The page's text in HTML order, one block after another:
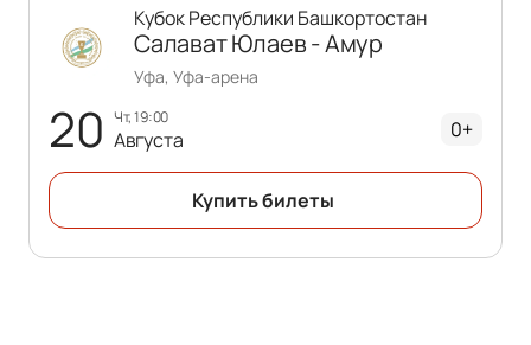
20 чт, 19:00
Августа
Кубок Республики Башкортостан
Салават Юлаев - Амур
Уфа, Уфа-арена
0+
Купить билеты